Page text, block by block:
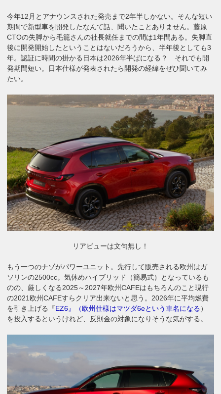
今年12月とアナウンスされた発売まで2年半しかない。そんな短い
期間で新型車を開発したなんて話、聞いたことありません。藤原
CTOの失脚から毛籠さんの社長就任までの間は1年間ある。失脚直
後に開発開始したということはないだろうから、半年後としても3
年。認証に時間の掛かる日本は2026年半ばになる？ それでも開
発期間短い。日本仕様が発表されたら開発の経緯をぜひ聞いてみ
たい。
リアビューは文句無し！
もう一つのナゾがパワーユニット。先行して販売される欧州はガ
ソリンの2500cc。気休めハイブリッド（簡易式）となっているも
のの、厳しくなる2025～2027年欧州CAFEはもちろんのこと現行
の2021欧州CAFEすらクリア出来ないと思う。2026年に平均燃費
を引き上げる『EZ6』（欧州仕様はマツダ6eという車名になる）
を投入するというけれど、反則金の対象になりそうな気がする。